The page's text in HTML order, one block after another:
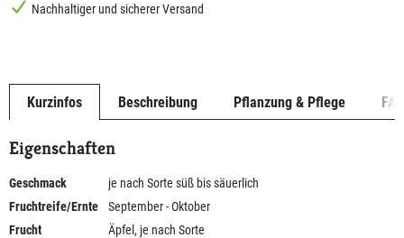
Nachhaltiger und sicherer Versand
Kurzinfos Beschreibung Pflanzung & Pflege
Eigenschaften
Geschmack
je nach Sorte süß bis säuerlich
Fruchtreife/Ernte
September - Oktober
Frucht
Äpfel, je nach Sorte